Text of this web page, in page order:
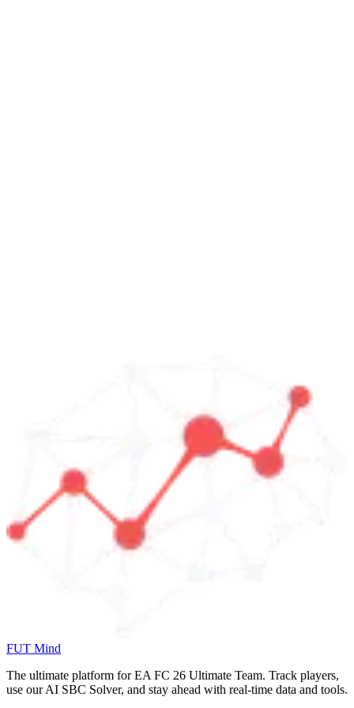
FUT Mind
The ultimate platform for EA FC 26 Ultimate Team. Track players,
use our AI SBC Solver, and stay ahead with real-time data and tools.